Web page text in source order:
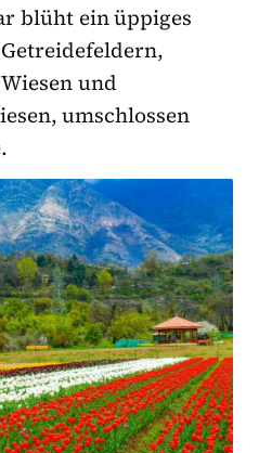
blüht ein üppiges
und
umschlossen